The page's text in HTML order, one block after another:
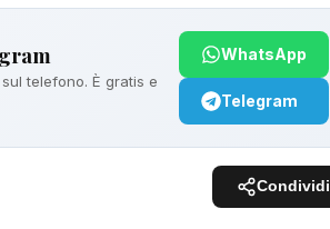
telefono. È gratis e
WhatsApp
Telegram
Condividi